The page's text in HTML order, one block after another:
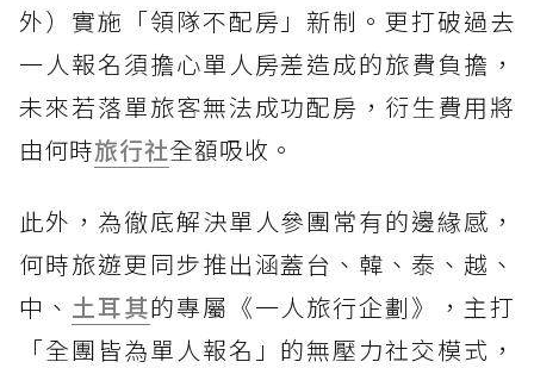
外）實施「領隊不配房」新制。更打破過去
一人報名須擔心單人房差造成的旅費負擔，
未來若落單旅客無法成功配房，衍生費用將
由何時旅行社全額吸收。
此外，為徹底解決單人參團常有的邊緣感，
何時旅遊更同步推出涵蓋台、韓、泰、越、
中、 土耳其的專屬《一人旅行企劃》，主打
「全團皆為單人報名」的無壓力社交模式，